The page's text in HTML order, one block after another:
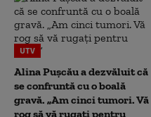
UTV
Alina Pușcău a dezvăluit că
se confruntă cu o boală
gravă. „Am cinci tumori. Vă
rog să vă rugați pentru